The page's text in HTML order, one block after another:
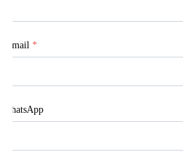
E-mail *
WhatsApp